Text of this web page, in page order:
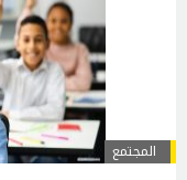
المجتمع